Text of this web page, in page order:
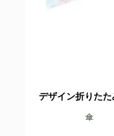
デザイン折りた
傘